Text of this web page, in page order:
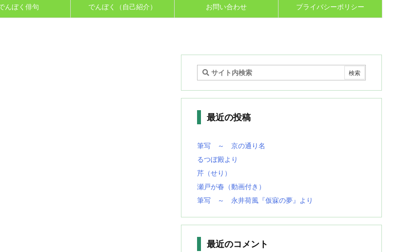
んぼく俳句 でんぼく（自己紹介） お問い合わせ プライバシーポリシー
最近の投稿
筆写 ～ 京の通り名
るつぼ殿より
芹（せり）
瀬戸が春（動画付き）
筆写 ～ 永井荷風『仮寐の夢』より
最近のコメント